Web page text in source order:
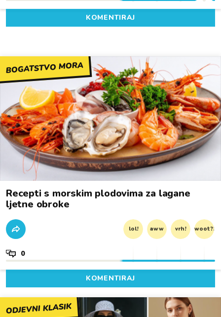
KOMENTIRAJ
BOGATSTVO MORA
Recepti s morskim plodovima za lagane
ljetne obroke
lol! aww vrh! woot?!
0
KOMENTIRAJ
ODJEVNI KLASIK